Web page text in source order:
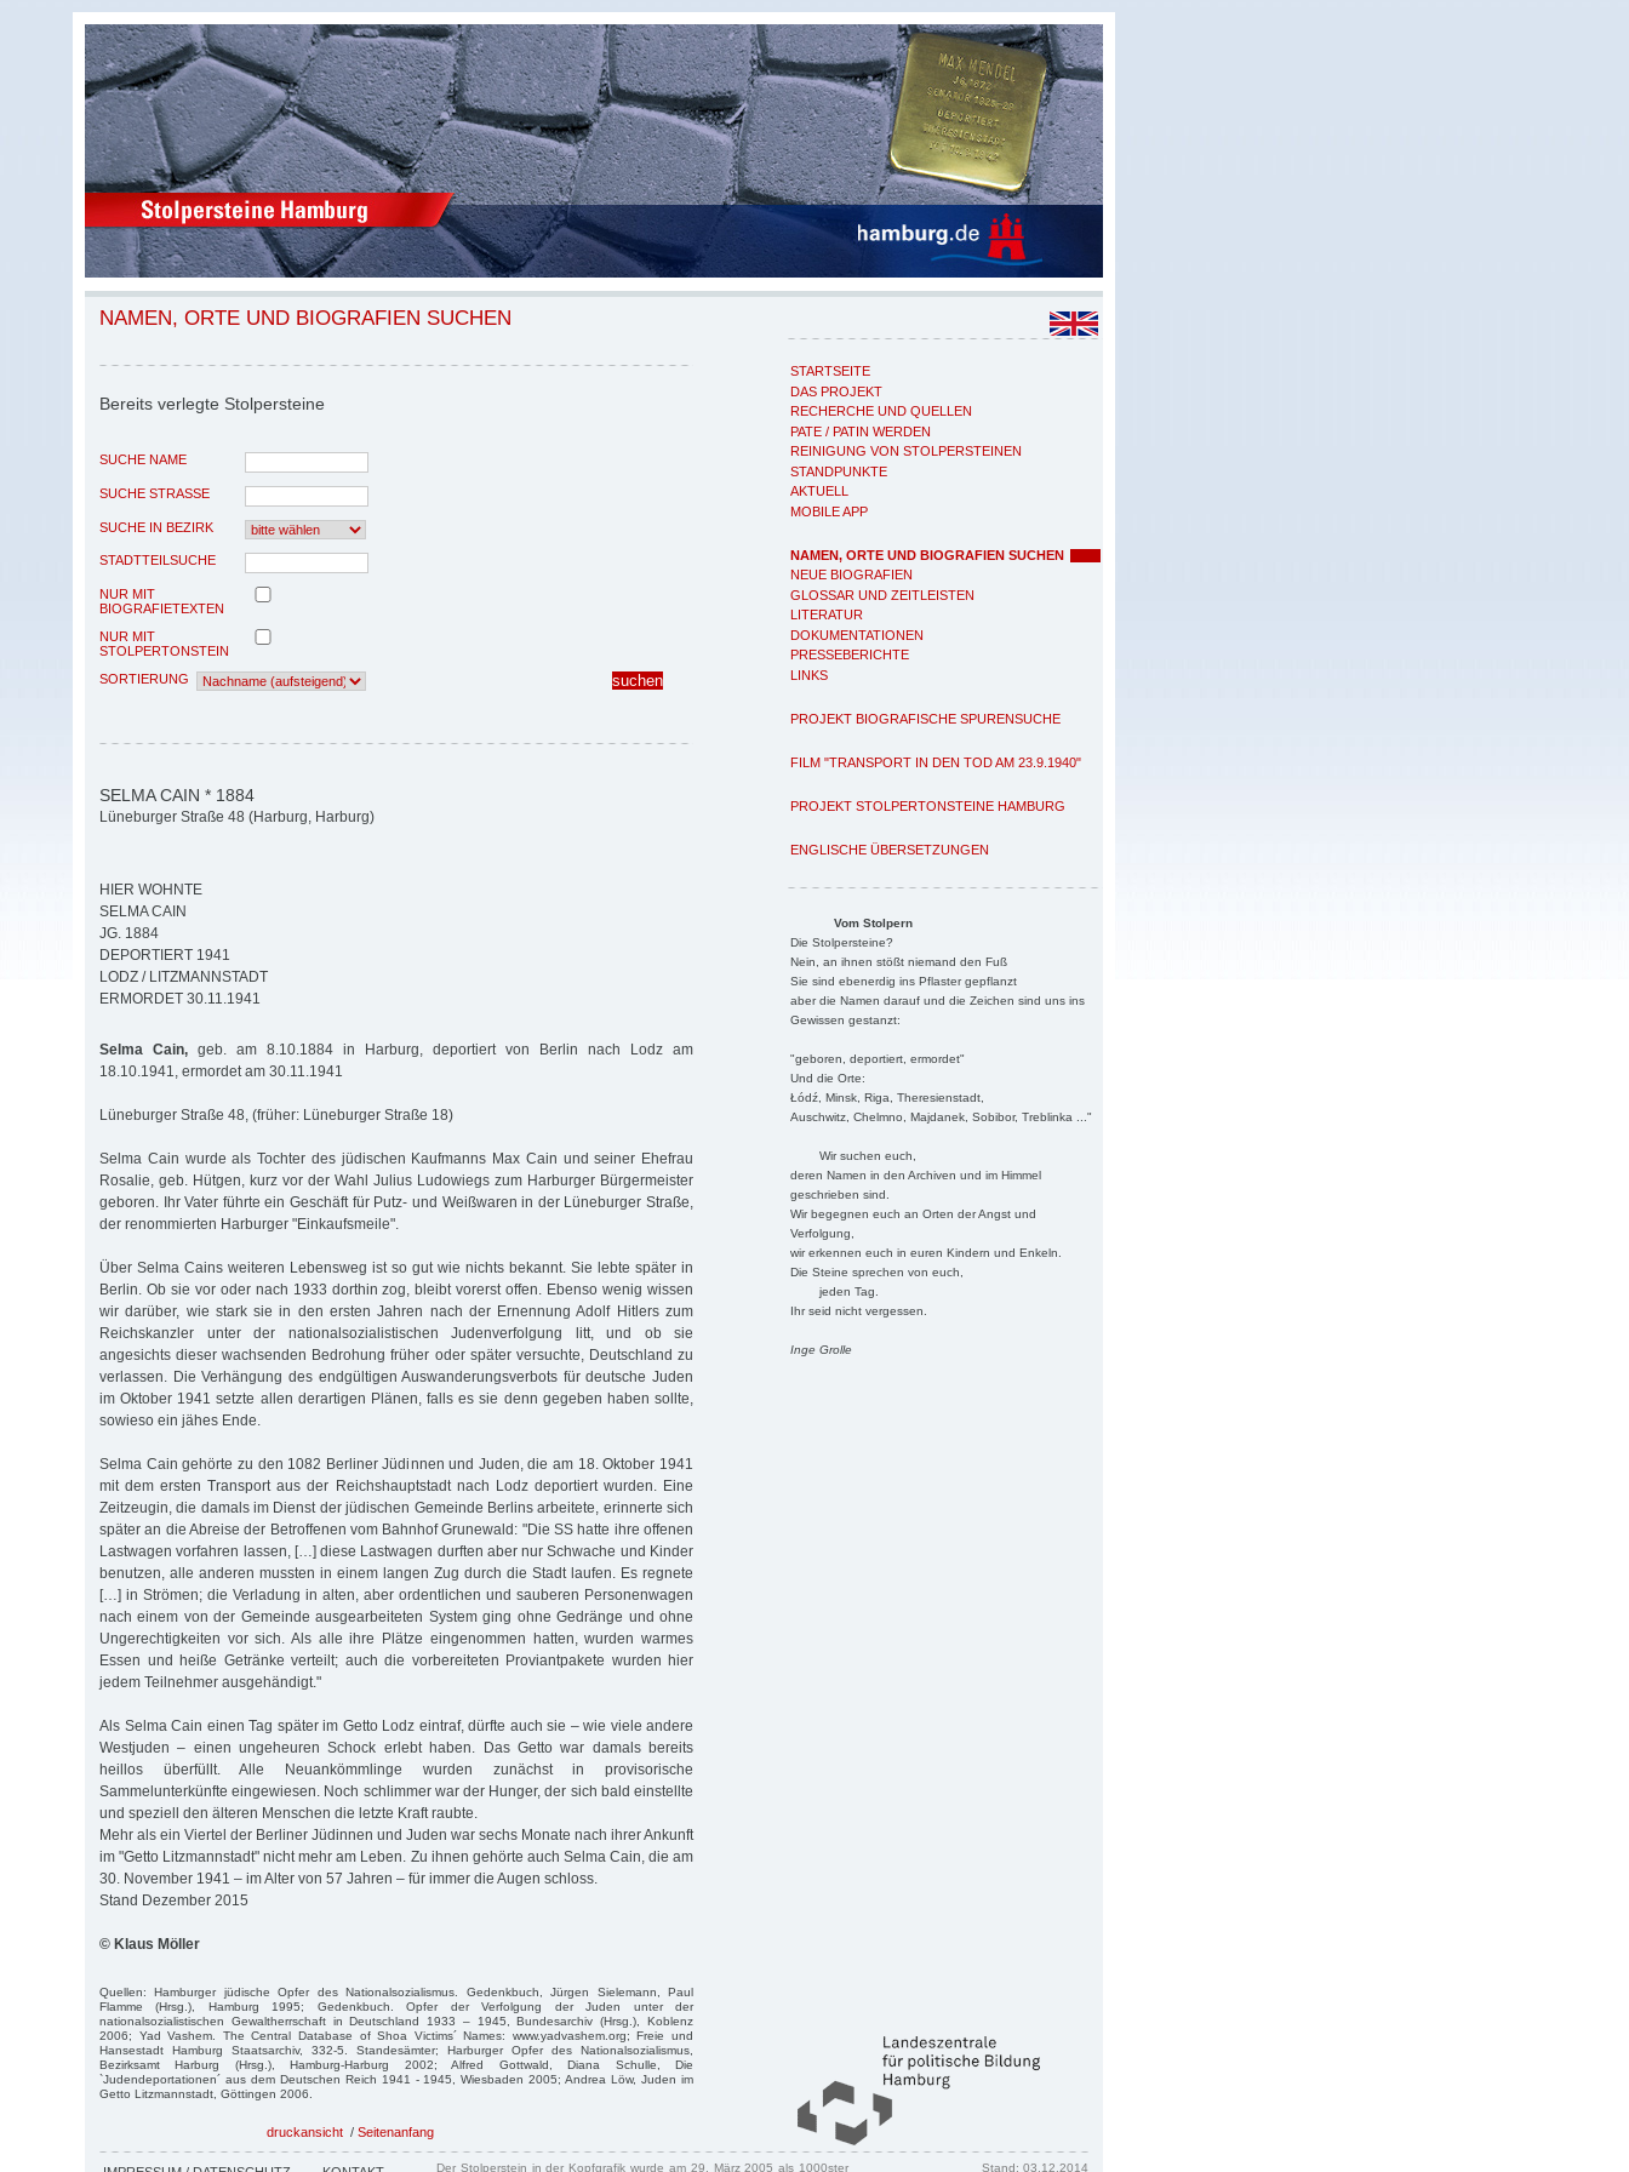
STARTSEITE
DAS PROJEKT
RECHERCHE UND QUELLEN
PATE / PATIN WERDEN
REINIGUNG VON STOLPERSTEINEN
STANDPUNKTE
AKTUELL
MOBILE APP
NAMEN, ORTE UND BIOGRAFIEN SUCHEN
NEUE BIOGRAFIEN
GLOSSAR UND ZEITLEISTEN
LITERATUR
DOKUMENTATIONEN
PRESSEBERICHTE
LINKS
PROJEKT BIOGRAFISCHE SPURENSUCHE
FILM "TRANSPORT IN DEN TOD AM 23.9.1940"
PROJEKT STOLPERTONSTEINE HAMBURG
ENGLISCHE ÜBERSETZUNGEN
Vom Stolpern
Die Stolpersteine?
Nein, an ihnen stößt niemand den Fuß
Sie sind ebenerdig ins Pflaster gepflanzt
aber die Namen darauf und die Zeichen sind uns ins
Gewissen gestanzt:
"geboren, deportiert, ermordet"
Und die Orte:
Łódź, Minsk, Riga, Theresienstadt,
Auschwitz, Chelmno, Majdanek, Sobibor, Treblinka ..."
Wir suchen euch,
deren Namen in den Archiven und im Himmel
geschrieben sind.
Wir begegnen euch an Orten der Angst und
Verfolgung,
wir erkennen euch in euren Kindern und Enkeln.
Die Steine sprechen von euch,
jeden Tag.
Ihr seid nicht vergessen.
Inge Grolle
NAMEN, ORTE UND BIOGRAFIEN SUCHEN
Bereits verlegte Stolpersteine
SUCHE NAME
SUCHE STRASSE
SUCHE IN BEZIRK
STADTTEILSUCHE
NUR MIT
BIOGRAFIETEXTEN
NUR MIT
STOLPERTONSTEIN
SORTIERUNG
SELMA CAIN * 1884
Lüneburger Straße 48 (Harburg, Harburg)
HIER WOHNTE
SELMA CAIN
JG. 1884
DEPORTIERT 1941
LODZ / LITZMANNSTADT
ERMORDET 30.11.1941
Selma Cain, geb. am 8.10.1884 in Harburg, deportiert von Berlin nach Lodz am
18.10.1941, ermordet am 30.11.1941
Lüneburger Straße 48, (früher: Lüneburger Straße 18)
Selma Cain wurde als Tochter des jüdischen Kaufmanns Max Cain und seiner Ehefrau
Rosalie, geb. Hütgen, kurz vor der Wahl Julius Ludowiegs zum Harburger Bürgermeister
geboren. Ihr Vater führte ein Geschäft für Putz- und Weißwaren in der Lüneburger Straße,
der renommierten Harburger "Einkaufsmeile".
Über Selma Cains weiteren Lebensweg ist so gut wie nichts bekannt. Sie lebte später in
Berlin. Ob sie vor oder nach 1933 dorthin zog, bleibt vorerst offen. Ebenso wenig wissen
wir darüber, wie stark sie in den ersten Jahren nach der Ernennung Adolf Hitlers zum
Reichskanzler unter der nationalsozialistischen Judenverfolgung litt, und ob sie
angesichts dieser wachsenden Bedrohung früher oder später versuchte, Deutschland zu
verlassen. Die Verhängung des endgültigen Auswanderungsverbots für deutsche Juden
im Oktober 1941 setzte allen derartigen Plänen, falls es sie denn gegeben haben sollte,
sowieso ein jähes Ende.
Selma Cain gehörte zu den 1082 Berliner Jüdinnen und Juden, die am 18. Oktober 1941
mit dem ersten Transport aus der Reichshauptstadt nach Lodz deportiert wurden. Eine
Zeitzeugin, die damals im Dienst der jüdischen Gemeinde Berlins arbeitete, erinnerte sich
später an die Abreise der Betroffenen vom Bahnhof Grunewald: "Die SS hatte ihre offenen
Lastwagen vorfahren lassen, […] diese Lastwagen durften aber nur Schwache und Kinder
benutzen, alle anderen mussten in einem langen Zug durch die Stadt laufen. Es regnete
[…] in Strömen; die Verladung in alten, aber ordentlichen und sauberen Personenwagen
nach einem von der Gemeinde ausgearbeiteten System ging ohne Gedränge und ohne
Ungerechtigkeiten vor sich. Als alle ihre Plätze eingenommen hatten, wurden warmes
Essen und heiße Getränke verteilt; auch die vorbereiteten Proviantpakete wurden hier
jedem Teilnehmer ausgehändigt."
Als Selma Cain einen Tag später im Getto Lodz eintraf, dürfte auch sie – wie viele andere
Westjuden – einen ungeheuren Schock erlebt haben. Das Getto war damals bereits
heillos überfüllt. Alle Neuankömmlinge wurden zunächst in provisorische
Sammelunterkünfte eingewiesen. Noch schlimmer war der Hunger, der sich bald einstellte
und speziell den älteren Menschen die letzte Kraft raubte.
Mehr als ein Viertel der Berliner Jüdinnen und Juden war sechs Monate nach ihrer Ankunft
im "Getto Litzmannstadt" nicht mehr am Leben. Zu ihnen gehörte auch Selma Cain, die am
30. November 1941 – im Alter von 57 Jahren – für immer die Augen schloss.
Stand Dezember 2015
© Klaus Möller
Quellen: Hamburger jüdische Opfer des Nationalsozialismus. Gedenkbuch, Jürgen Sielemann, Paul
Flamme (Hrsg.), Hamburg 1995; Gedenkbuch. Opfer der Verfolgung der Juden unter der
nationalsozialistischen Gewaltherrschaft in Deutschland 1933 – 1945, Bundesarchiv (Hrsg.), Koblenz
2006; Yad Vashem. The Central Database of Shoa Victims´ Names: www.yadvashem.org; Freie und
Hansestadt Hamburg Staatsarchiv, 332-5. Standesämter; Harburger Opfer des Nationalsozialismus,
Bezirksamt Harburg (Hrsg.), Hamburg-Harburg 2002; Alfred Gottwald, Diana Schulle, Die
`Judendeportationen´ aus dem Deutschen Reich 1941 - 1945, Wiesbaden 2005; Andrea Löw, Juden im
Getto Litzmannstadt, Göttingen 2006.
druckansicht / Seitenanfang
Der Stolperstein in der Kopfgrafik wurde am 29. März 2005 als 1000ster Stand: 03.12.2014